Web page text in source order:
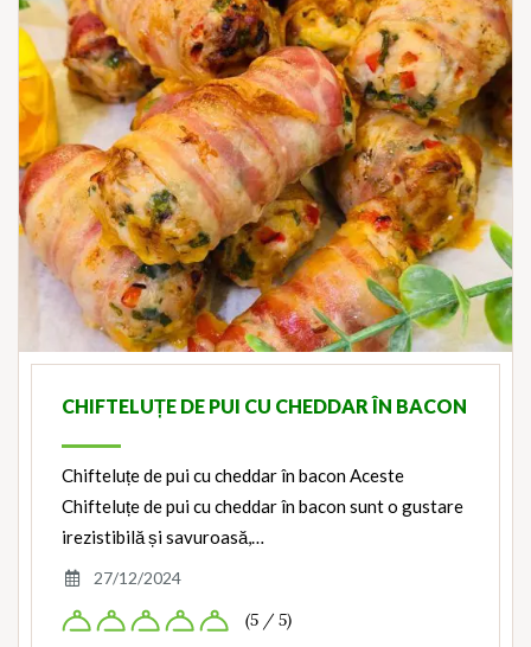
CHIFTELUȚE DE PUI CU CHEDDAR ÎN BACON
Chifteluțe de pui cu cheddar în bacon Aceste
Chifteluțe de pui cu cheddar în bacon sunt o gustare
irezistibilă și savuroasă,…
27/12/2024
(5 / 5)